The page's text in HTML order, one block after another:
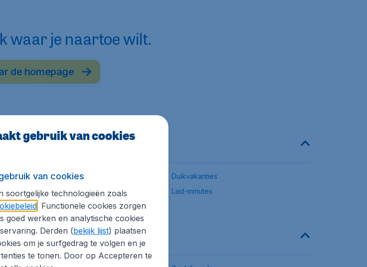
waar je naartoe wilt.
de homepage
Zonvakanties
Duikvakanties
Rondreizen
Last-minutes
Vroegboekdeals
gebruik van cookies
van cookies
soortgelijke technologieën zoals
. Functionele cookies zorgen
goed werken en analytische cookies
Derden (bekijk lijst) plaatsen
om je surfgedrag te volgen en je
te tonen. Door op Accepteren te